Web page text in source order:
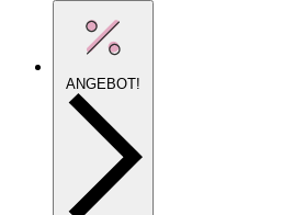
ANGEBOT!